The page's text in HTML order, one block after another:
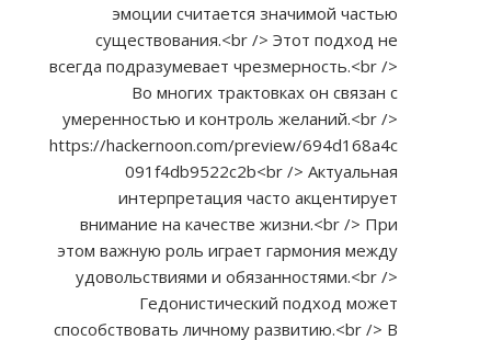
эмоции считается значимой частью
существования.<br /> Этот подход не
всегда подразумевает чрезмерность.<br />
Во многих трактовках он связан с
умеренностью и контроль желаний.<br />
https://hackernoon.com/preview/694d168a4c
091f4db9522c2b<br /> Актуальная
интерпретация часто акцентирует
внимание на качестве жизни.<br /> При
этом важную роль играет гармония между
удовольствиями и обязанностями.<br />
Гедонистический подход может
способствовать личному развитию.<br /> В